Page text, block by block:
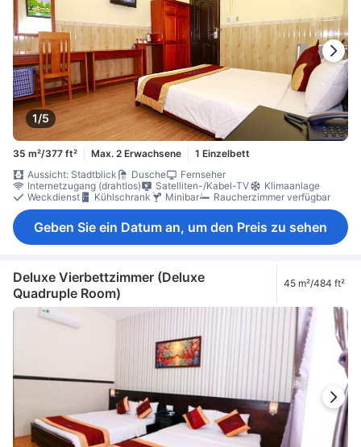
1/5
35 m²/377 ft² Max. 2 Erwachsene
1 Einzelbett
Aussicht: Stadtblick
Dusche
Fernseher
Internetzugang (drahtlos)
Satelliten-/Kabel-TV
Klimaanlage
Weckdienst
Kühlschrank Minibar Raucherzimmer verfügbar
Geben Sie ein Datum an, um den Preis zu sehen
Deluxe Vierbettzimmer (Deluxe
Quadruple Room)
45 m²/484 ft²